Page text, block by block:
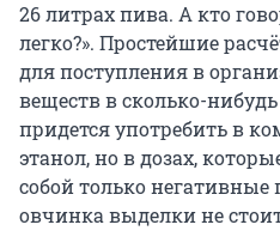
26 литрах пива. А кто
легко?». Простейшие
для поступления в
веществ в сколько-
придется употребить в
этанол, но в дозах,
собой только негативные
овчинка выделки не